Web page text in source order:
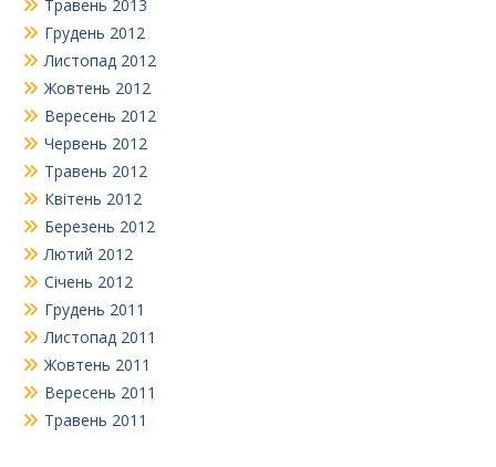
Травень 2013
Грудень 2012
Листопад 2012
Жовтень 2012
Вересень 2012
Червень 2012
Травень 2012
Квітень 2012
Березень 2012
Лютий 2012
Січень 2012
Грудень 2011
Листопад 2011
Жовтень 2011
Вересень 2011
Травень 2011